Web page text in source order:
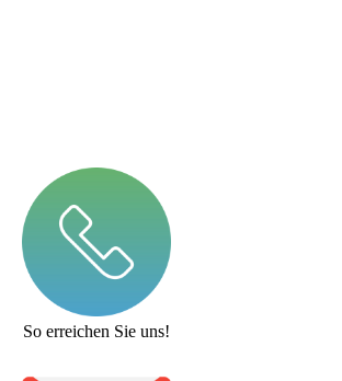
So erreichen Sie uns!